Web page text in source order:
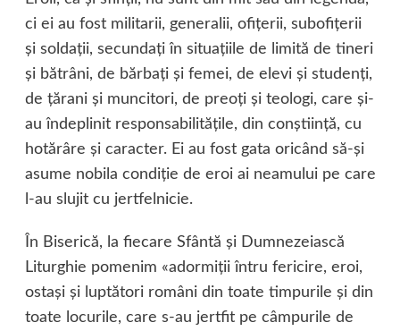
ci ei au fost militarii, generalii, ofiţerii, subofiţerii
şi soldaţii, secundaţi în situaţiile de limită de tineri
şi bătrâni, de bărbaţi şi femei, de elevi şi studenţi,
de ţărani şi muncitori, de preoţi şi teologi, care şi-
au îndeplinit responsabilităţile, din conştiinţă, cu
hotărâre şi caracter. Ei au fost gata oricând să-şi
asume nobila condiţie de eroi ai neamului pe care
l-au slujit cu jertfelnicie.
În Biserică, la fiecare Sfântă şi Dumnezeiască
Liturghie pomenim «adormiţii întru fericire, eroi,
ostaşi şi luptători români din toate timpurile şi din
toate locurile, care s-au jertfit pe câmpurile de